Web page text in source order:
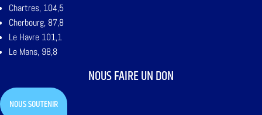
Chartres, 104,5
Cherbourg, 87,8
Le Havre 101,1
Le Mans, 98,8
NOUS FAIRE UN DON
NOUS SOUTENIR